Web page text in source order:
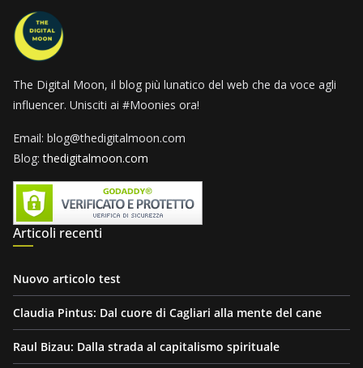
The Digital Moon, il blog più lunatico del web che da voce agli
influencer. Unisciti ai #Moonies ora!
Email: blog@thedigitalmoon.com
Blog:thedigitalmoon.com
Articoli recenti
Nuovo articolo test
Claudia Pintus: Dal cuore di Cagliari alla mente del cane
Raul Bizau: Dalla strada al capitalismo spirituale